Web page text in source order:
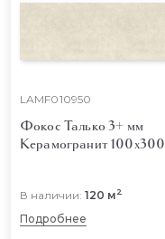
LAMF010950
Фокос Талько 3+ мм
Керамогранит 100x300
В наличии: 120 м2
Подробнее